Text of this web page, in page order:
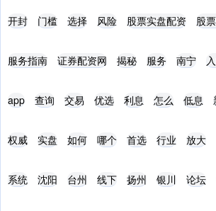
开封 门槛 选择 风险 股票实盘配资 股
服务指南 证券配资网 揭秘 服务 南宁
app 查询 交易 优选 利息 怎么 低息
权威 实盘 如何 哪个 首选 行业 放大
系统 沈阳 台州 线下 扬州 银川 论坛